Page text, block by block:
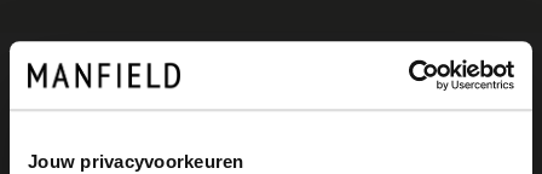
Jouw privacyvoorkeuren